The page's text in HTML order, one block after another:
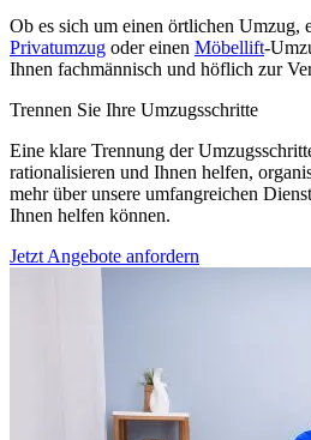
Ob es sich um einen örtlichen Umzug,
Privatumzug oder einen Möbellift-
Ihnen fachmännisch und höflich zur
Trennen Sie Ihre Umzugsschritte
Eine klare Trennung der
rationalisieren und Ihnen helfen,
mehr über unsere umfangreichen
Ihnen helfen können.
Jetzt Angebote anfordern